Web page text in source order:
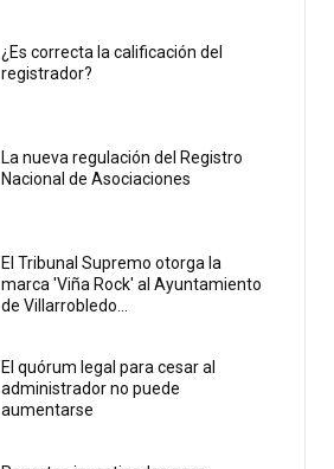
¿Es correcta la calificación del
registrador?
La nueva regulación del Registro
Nacional de Asociaciones
El Tribunal Supremo otorga la
marca 'Viña Rock' al Ayuntamiento
de Villarrobledo...
El quórum legal para cesar al
administrador no puede
aumentarse